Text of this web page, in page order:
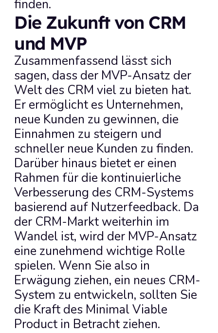
finden.
Die Zukunft von CRM
und MVP
Zusammenfassend lässt sich
sagen, dass der MVP-Ansatz der
Welt des CRM viel zu bieten hat.
Er ermöglicht es Unternehmen,
neue Kunden zu gewinnen, die
Einnahmen zu steigern und
schneller neue Kunden zu finden.
Darüber hinaus bietet er einen
Rahmen für die kontinuierliche
Verbesserung des CRM-Systems
basierend auf Nutzerfeedback. Da
der CRM-Markt weiterhin im
Wandel ist, wird der MVP-Ansatz
eine zunehmend wichtige Rolle
spielen. Wenn Sie also in
Erwägung ziehen, ein neues CRM-
System zu entwickeln, sollten Sie
die Kraft des Minimal Viable
Product in Betracht ziehen.